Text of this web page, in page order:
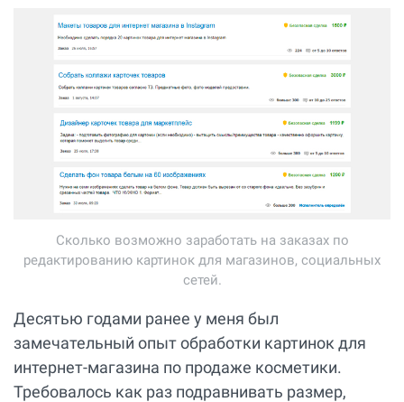
Сколько возможно заработать на заказах по
редактированию картинок для магазинов, социальных
сетей.
Десятью годами ранее у меня был
замечательный опыт обработки картинок для
интернет-магазина по продаже косметики.
Требовалось как раз подравнивать размер,